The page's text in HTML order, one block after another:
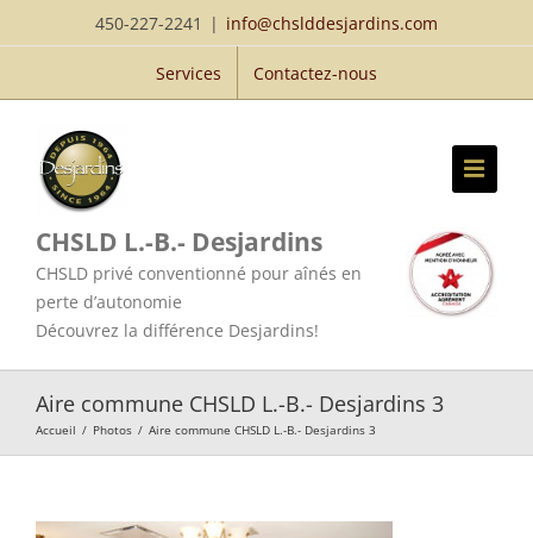
au
450-227-2241 | info@chslddesjardins.com
Services Contactez-nous
CHSLD L.-B.- Desjardins
CHSLD privé conventionné pour aînés en
perte d’autonomie
Découvrez la différence Desjardins!
Aire commune CHSLD L.-B.- Desjardins 3
Accueil / Photos / Aire commune CHSLD L.-B.- Desjardins 3